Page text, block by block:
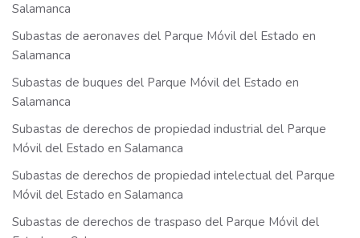
Salamanca
Subastas de aeronaves del Parque Móvil del Estado en
Salamanca
Subastas de buques del Parque Móvil del Estado en
Salamanca
Subastas de derechos de propiedad industrial del Parque
Móvil del Estado en Salamanca
Subastas de derechos de propiedad intelectual del Parque
Móvil del Estado en Salamanca
Subastas de derechos de traspaso del Parque Móvil del